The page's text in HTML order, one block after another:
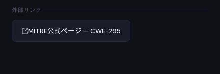
外部リンク
MITRE公式ページ — CWE-295